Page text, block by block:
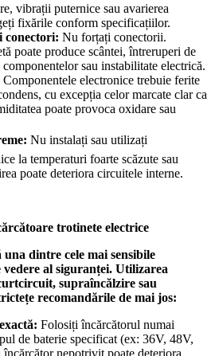
vibrații puternice sau avarierea
fixările conform specificațiilor.
conectori: Nu forțați conectorii.
poate produce scântei, întreruperi de
sau instabilitate electrică.
Componentele electronice trebuie ferite
cu excepția celor marcate clar ca
poate provoca oxidare sau
Nu instalați sau utilizați
la temperaturi foarte scăzute sau
poate deteriora circuitele interne.
trotinete electrice
dintre cele mai sensibile
al siguranței. Utilizarea
supraîncălzire sau
recomandările de mai jos:
Folosiți încărcătorul numai
de baterie specificat (ex: 36V, 48V,
nepotrivit poate deteriora